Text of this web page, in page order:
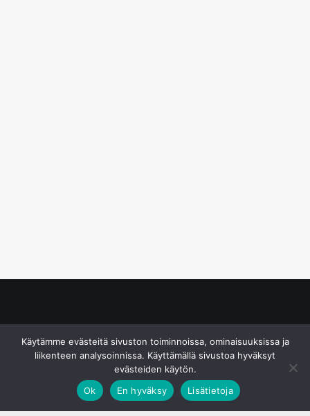
Käytämme evästeitä sivuston toiminnoissa, ominaisuuksissa ja
liikenteen analysoinnissa. Käyttämällä sivustoa hyväksyt
evästeiden käytön.
Ok
En hyväksy Lisätietoja